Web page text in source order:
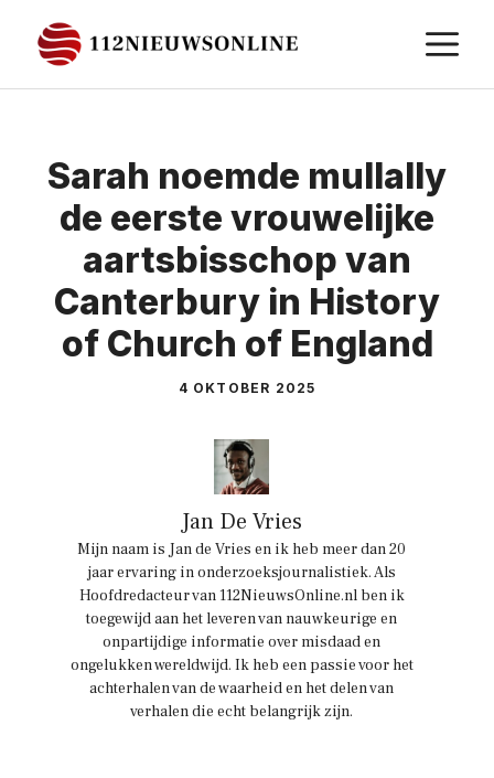
naar
de
Sarah noemde mullally
de eerste vrouwelijke
aartsbisschop van
Canterbury in History
of Church of England
4 OKTOBER 2025
Jan De Vries
Mijn naam is Jan de Vries en ik heb meer dan 20
jaar ervaring in onderzoeksjournalistiek. Als
Hoofdredacteur van 112NieuwsOnline.nl ben ik
toegewijd aan het leveren van nauwkeurige en
onpartijdige informatie over misdaad en
ongelukken wereldwijd. Ik heb een passie voor het
achterhalen van de waarheid en het delen van
verhalen die echt belangrijk zijn.